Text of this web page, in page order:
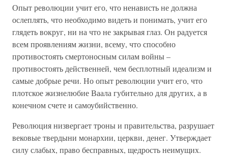
Опыт революции учит его, что ненависть не должна
ослеплять, что необходимо видеть и понимать, учит его
глядеть вокруг, ни на что не закрывая глаз. Он радуется
всем проявлениям жизни, всему, что способно
противостоять смертоносным силам войны –
противостоять действенней, чем бесплотный идеализм и
самые добрые речи. Но опыт революции учит его, что
плотское жизнелюбие Ваала губительно для других, а в
конечном счете и самоубийственно.
Революция низвергает троны и правительства, разрушает
вековые твердыни монархии, церкви, денег. Утверждает
силу слабых, право бесправных, щедрость неимущих.